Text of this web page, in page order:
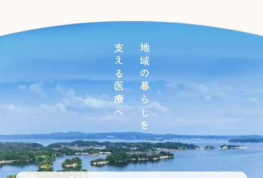
地域の暮らしを
支える医療へ